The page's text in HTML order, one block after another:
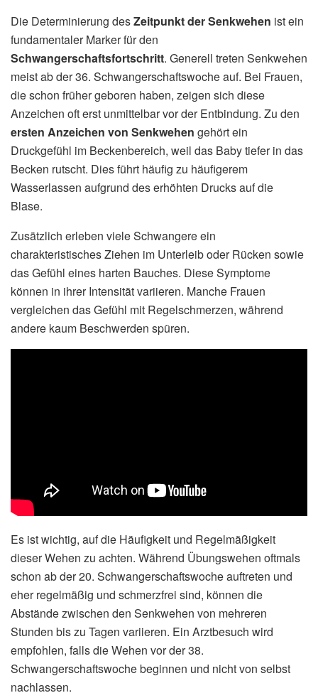
Die Determinierung desZeitpunkt der Senkwehen ist ein
fundamentaler Marker für den
Schwangerschaftsfortschritt. Generell treten Senkwehen
meist ab der 36. Schwangerschaftswoche auf. Bei Frauen,
die schon früher geboren haben, zeigen sich diese
Anzeichen oft erst unmittelbar vor der Entbindung. Zu den
ersten Anzeichen von Senkwehen gehört ein
Druckgefühl im Beckenbereich, weil das Baby tiefer in das
Becken rutscht. Dies führt häufig zu häufigerem
Wasserlassen aufgrund des erhöhten Drucks auf die
Blase.
Zusätzlich erleben viele Schwangere ein
charakteristisches Ziehen im Unterleib oder Rücken sowie
das Gefühl eines harten Bauches. Diese Symptome
können in ihrer Intensität variieren. Manche Frauen
vergleichen das Gefühl mit Regelschmerzen, während
andere kaum Beschwerden spüren.
Es ist wichtig, auf die Häufigkeit und Regelmäßigkeit
dieser Wehen zu achten. Während Übungswehen oftmals
schon ab der 20. Schwangerschaftswoche auftreten und
eher regelmäßig und schmerzfrei sind, können die
Abstände zwischen den Senkwehen von mehreren
Stunden bis zu Tagen variieren. Ein Arztbesuch wird
empfohlen, falls die Wehen vor der 38.
Schwangerschaftswoche beginnen und nicht von selbst
nachlassen.